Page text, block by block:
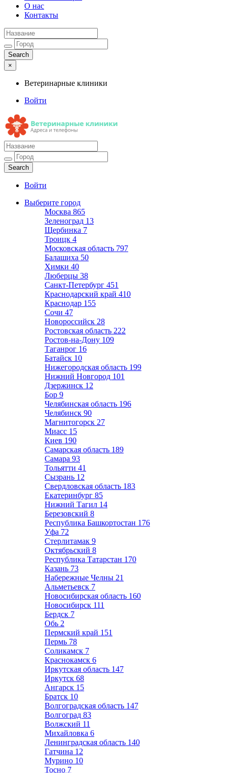
О нас
Контакты
×
Ветеринарные клиники
Войти
Ветеринарные клиники
Адреса и телефоны
Войти
Выберите город
Москва 865
Зеленоград 13
Щербинка 7
Троицк 4
Московская область 797
Балашиха 50
Химки 40
Люберцы 38
Санкт-Петербург 451
Краснодарский край 410
Краснодар 155
Сочи 47
Новороссийск 28
Ростовская область 222
Ростов-на-Дону 109
Таганрог 16
Батайск 10
Нижегородская область 199
Нижний Новгород 101
Дзержинск 12
Бор 9
Челябинская область 196
Челябинск 90
Магнитогорск 27
Миасс 15
Киев 190
Самарская область 189
Самара 93
Тольятти 41
Сызрань 12
Свердловская область 183
Екатеринбург 85
Нижний Тагил 14
Березовский 8
Республика Башкортостан 176
Уфа 72
Стерлитамак 9
Октябрьский 8
Республика Татарстан 170
Казань 73
Набережные Челны 21
Альметьевск 7
Новосибирская область 160
Новосибирск 111
Бердск 7
Обь 2
Пермский край 151
Пермь 78
Соликамск 7
Краснокамск 6
Иркутская область 147
Иркутск 68
Ангарск 15
Братск 10
Волгоградская область 147
Волгоград 83
Волжский 11
Михайловка 6
Ленинградская область 140
Гатчина 12
Мурино 10
Тосно 7